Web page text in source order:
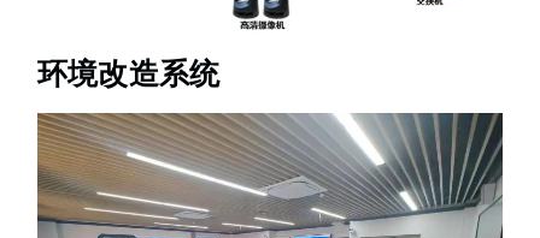
环境改造系统